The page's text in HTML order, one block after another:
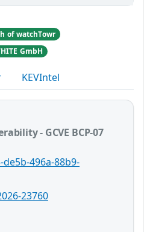
of watchTowr
GmbH
KEVIntel
- GCVE BCP-07
496a-88b9-
23760